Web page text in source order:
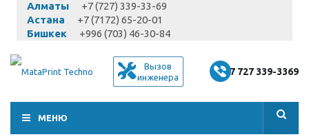
Алматы
+7 (727) 339-33-69
Астана
+7 (7172) 65-20-01
Бишкек
+996 (703) 46-30-84
Вызов
инженера
+7 727 339-3369
МЕНЮ